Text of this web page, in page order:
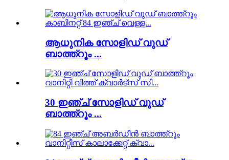
ആധുനിക സോളിഡ് വുഡ്
ബാത്ത്റൂം ...
30 ഇഞ്ച് സോളിഡ് വുഡ്
ബാത്ത്റൂം ...